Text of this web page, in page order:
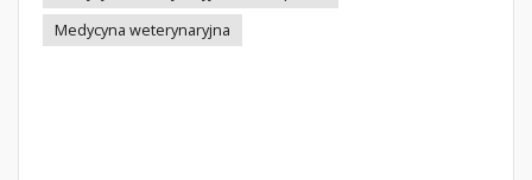
Medycyna weterynaryjna